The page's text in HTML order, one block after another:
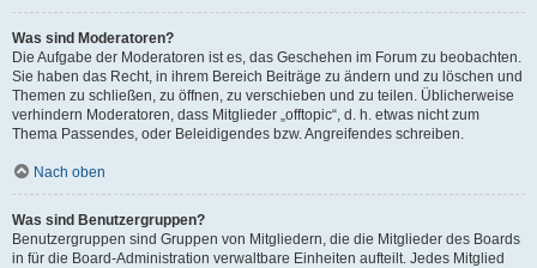
Was sind Moderatoren?
Die Aufgabe der Moderatoren ist es, das Geschehen im Forum zu beobachten.
Sie haben das Recht, in ihrem Bereich Beiträge zu ändern und zu löschen und
Themen zu schließen, zu öffnen, zu verschieben und zu teilen. Üblicherweise
verhindern Moderatoren, dass Mitglieder „offtopic“, d. h. etwas nicht zum
Thema Passendes, oder Beleidigendes bzw. Angreifendes schreiben.
Nach oben
Was sind Benutzergruppen?
Benutzergruppen sind Gruppen von Mitgliedern, die die Mitglieder des Boards
in für die Board-Administration verwaltbare Einheiten aufteilt. Jedes Mitglied